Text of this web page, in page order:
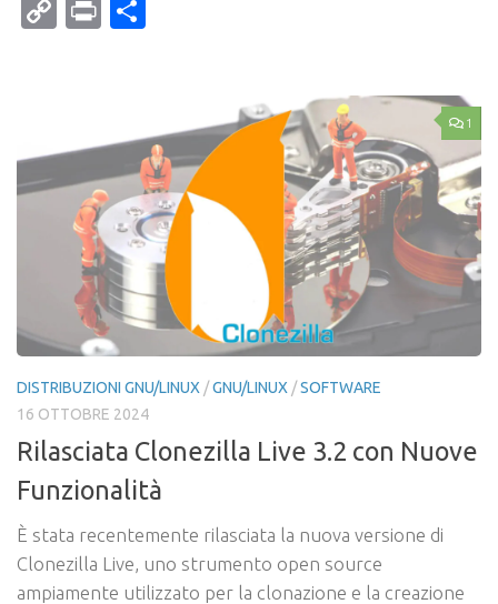
CopyPrint
1
DISTRIBUZIONI GNU/LINUX /GNU/LINUX /SOFTWARE
16 OTTOBRE 2024
Rilasciata Clonezilla Live 3.2 con Nuove
Funzionalità
È stata recentemente rilasciata la nuova versione di
Clonezilla Live, uno strumento open source
ampiamente utilizzato per la clonazione e la creazione